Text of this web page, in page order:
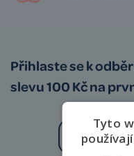
Přihlaste se k
slevu 100 Kč na
Tyto